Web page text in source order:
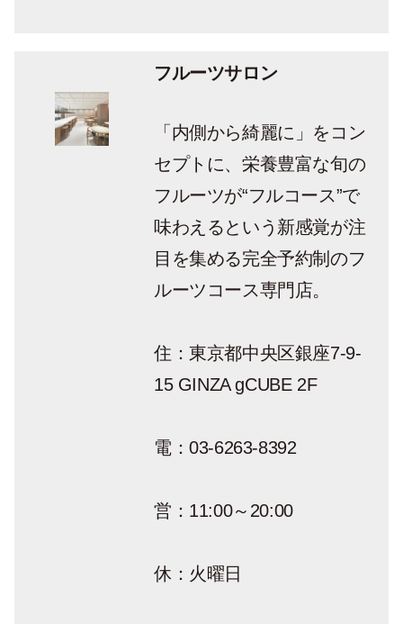
フルーツサロン
「内側から綺麗に」をコン
セプトに、栄養豊富な旬の
フルーツが“フルコース”で
味わえるという新感覚が注
目を集める完全予約制のフ
ルーツコース専門店。
住：東京都中央区銀座7-9-
15 GINZA gCUBE 2F
電：03-6263-8392
営：11:00～20:00
休：火曜日